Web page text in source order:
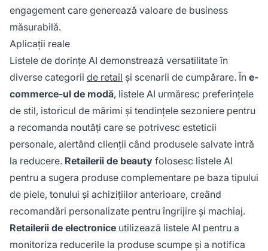
engagement care generează valoare de business
măsurabilă.
Aplicații reale
Listele de dorințe AI demonstrează versatilitate în
diverse categorii de retail și scenarii de cumpărare. În e-
commerce-ul de modă, listele AI urmăresc preferințele
de stil, istoricul de mărimi și tendințele sezoniere pentru
a recomanda noutăți care se potrivesc esteticii
personale, alertând clienții când produsele salvate intră
la reducere. Retailerii de beauty folosesc listele AI
pentru a sugera produse complementare pe baza tipului
de piele, tonului și achizițiilor anterioare, creând
recomandări personalizate pentru îngrijire și machiaj.
Retailerii de electronice utilizează listele AI pentru a
monitoriza reducerile la produse scumpe și a notifica